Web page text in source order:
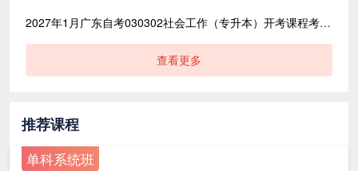
2027年1月广东自考030302社会工作（专升本）开考课程考试时间安排表
查看更多
推荐课程
单科系统班